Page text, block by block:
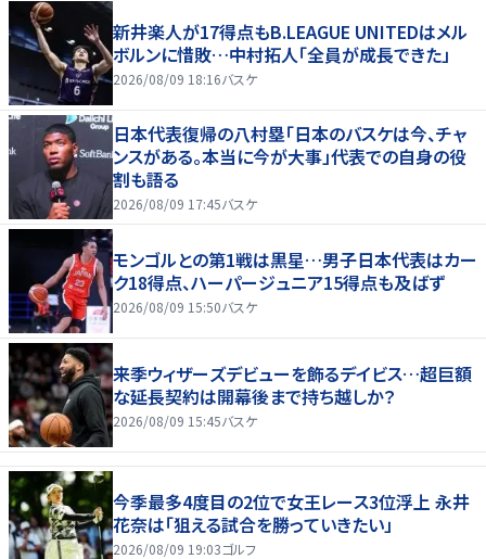
新井楽人が17得点もB.LEAGUE UNITEDはメル
ボルンに惜敗…中村拓人「全員が成長できた」
2026/08/09 18:16バスケ
日本代表復帰の八村塁「日本のバスケは今、チャ
ンスがある。本当に今が大事」代表での自身の役
割も語る
2026/08/09 17:45バスケ
モンゴルとの第1戦は黒星…男子日本代表はカー
ク18得点、ハーパージュニア15得点も及ばず
2026/08/09 15:50バスケ
来季ウィザーズデビューを飾るデイビス…超巨額
な延長契約は開幕後まで持ち越しか？
2026/08/09 15:45バスケ
今季最多4度目の2位で女王レース3位浮上 永井
花奈は「狙える試合を勝っていきたい」
2026/08/09 19:03ゴルフ